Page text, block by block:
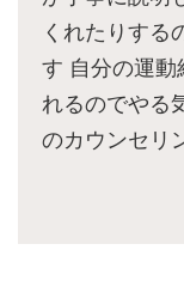
くれたりする
す 自分の運動
れるのでやる
のカウンセリ